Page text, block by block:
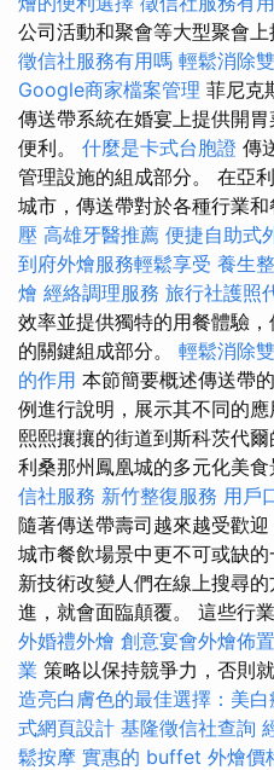
公司活動和聚會等大型聚會上
徵信社服務有用嗎 輕鬆消除
Google商家檔案管理 菲尼克
傳送帶系統在婚宴上提供開
便利。 什麼是卡式台胞證 傳
管理設施的組成部分。 在亞
城市，傳送帶對於各種行業和
壓 高雄牙醫推薦 便捷自助式
到府外燴服務輕鬆享受 養生
燴 經絡調理服務 旅行社護照
效率並提供獨特的用餐體驗
的關鍵組成部分。 輕鬆消除
的作用 本節簡要概述傳送帶
例進行說明，展示其不同的應
熙熙攘攘的街道到斯科茨代
利桑那州鳳凰城的多元化美
信社服務 新竹整復服務 用戶
隨著傳送帶壽司越來越受歡
城市餐飲場景中更不可或缺
新技術改變人們​​在線上搜尋
進，就會面臨顛覆。 這些行
外婚禮外燴 創意宴會外燴佈置
業 策略以保持競爭力，否則
造亮白膚色的最佳選擇：美白
式網頁設計 基隆徵信社查詢
鬆按摩 實惠的 buffet 外燴價